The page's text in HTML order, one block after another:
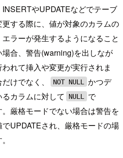
やUPDATEなどでテーブ
する際に、値が対象のカラムの
ラーが発生するようになること
合、警告(warning)を出しなが
れて挿入や変更が実行されま
けでなく、
NOT NULL
かつデ
カラムに対して
NULL
で
厳格モードでない場合は警告を
UPDATEされ、厳格モードの場